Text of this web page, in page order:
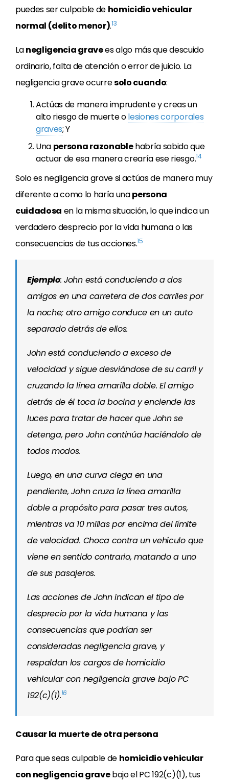
puedes ser culpable de homicidio vehicular
normal (delito menor).13
Lanegligencia gravees algo más que descuido
ordinario, falta de atención o error de juicio. La
negligencia grave ocurresolo cuando:
Actúas de manera imprudente y creas un
alto riesgo de muerte olesiones corporales
graves; Y
Una persona razonablehabría sabido que
actuar de esa manera crearía ese riesgo.14
Solo es negligencia grave si actúas de manera muy
diferente a como lo haría unapersona
cuidadosa en la misma situación, lo que indica un
verdadero desprecio por la vida humana o las
consecuencias de tus acciones.15
Ejemplo: John está conduciendo a dos
amigos en una carretera de dos carriles por
la noche; otro amigo conduce en un auto
separado detrás de ellos.
John está conduciendo a exceso de
velocidad y sigue desviándose de su carril y
cruzando la línea amarilla doble. El amigo
detrás de él toca la bocina y enciende las
luces para tratar de hacer que John se
detenga, pero John continúa haciéndolo de
todos modos.
Luego, en una curva ciega en una
pendiente, John cruza la línea amarilla
doble a propósito para pasar tres autos,
mientras va 10 millas por encima del límite
de velocidad. Choca contra un vehículo que
viene en sentido contrario, matando a uno
de sus pasajeros.
Las acciones de John indican el tipo de
desprecio por la vida humana y las
consecuencias que podrían ser
consideradas negligencia grave, y
respaldan los cargos de homicidio
vehicular con negligencia grave bajo PC
192(c)(1).16
Causar la muerte de otra persona
Para que seas culpable de homicidio vehicular
con negligencia gravebajo el PC 192(c)(1), tus